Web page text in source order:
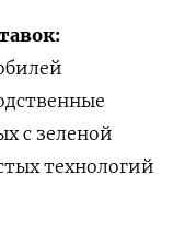
с зеленой
технологий